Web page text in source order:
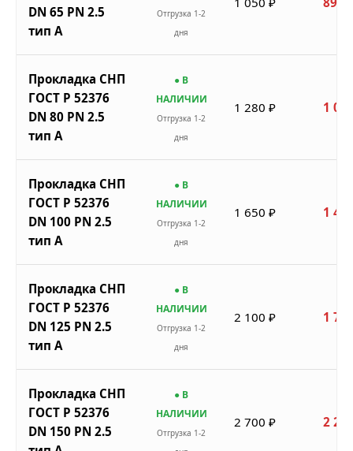
DN 65 PN 2.5
тип A
Отгрузка 1-2
дня
Прокладка СНП
ГОСТ Р 52376
DN 80 PN 2.5
тип A
● В
НАЛИЧИИ
Отгрузка 1-2
дня
1 280 ₽ 1
Прокладка СНП
ГОСТ Р 52376
DN 100 PN 2.5
тип A
● В
НАЛИЧИИ
Отгрузка 1-2
дня
1 650 ₽ 1
Прокладка СНП
ГОСТ Р 52376
DN 125 PN 2.5
тип A
● В
НАЛИЧИИ
Отгрузка 1-2
дня
2 100 ₽ 1
Прокладка СНП
ГОСТ Р 52376
DN 150 PN 2.5
● В
НАЛИЧИИ
Отгрузка 1-2
2 700 ₽ 2